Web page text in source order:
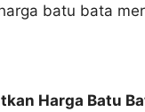
batu bata
Harga Batu